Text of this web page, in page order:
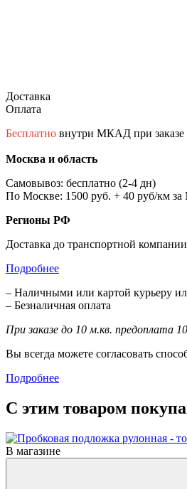
Доставка
Оплата
Бесплатно внутри МКАД при заказе
Москва и область
Самовывоз: бесплатно (2-4 дн)
По Москве: 1500 руб. + 40 руб/км
Регионы РФ
Доставка до транспортной
Подробнее
– Наличными или картой курьеру
– Безналичная оплата
При заказе до 10 м.кв. предоплата
Вы всегда можете согласовать
Подробнее
С этим товаром
В магазине